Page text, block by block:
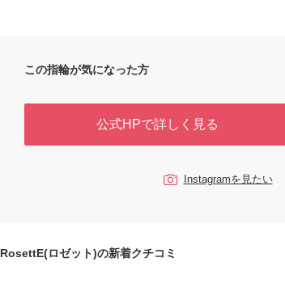
この指輪が気になった方
公式HPで詳しく見る
Instagramを見たい
RosettE(ロゼット)の新着クチコミ